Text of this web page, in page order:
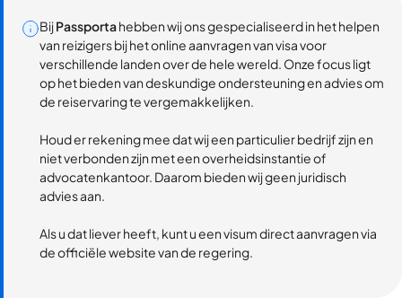
BijPassportahebben wij ons gespecialiseerd in het helpen
van reizigers bij het online aanvragen van visa voor
verschillende landen over de hele wereld. Onze focus ligt
op het bieden van deskundige ondersteuning en advies om
de reiservaring te vergemakkelijken.
Houd er rekening mee dat wij een particulier bedrijf zijn en
niet verbonden zijn met een overheidsinstantie of
advocatenkantoor. Daarom bieden wij geen juridisch
advies aan.
Als u dat liever heeft, kunt u een visum direct aanvragen via
de officiële website van de regering.